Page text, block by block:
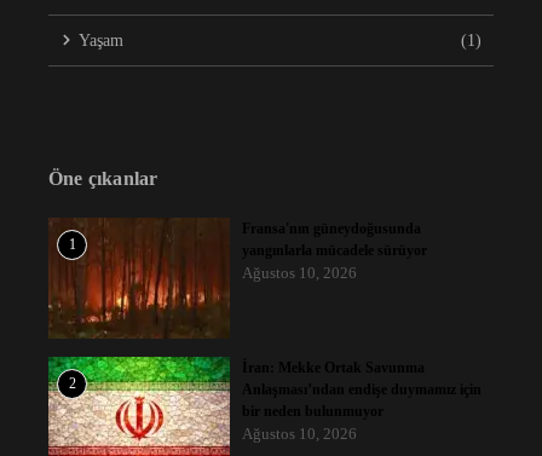
Yaşam (1)
Öne çıkanlar
1
Fransa'nın güneydoğusunda
yangınlarla mücadele sürüyor
Ağustos 10, 2026
2
İran: Mekke Ortak Savunma
Anlaşması’ndan endişe duymamız için
bir neden bulunmuyor
Ağustos 10, 2026